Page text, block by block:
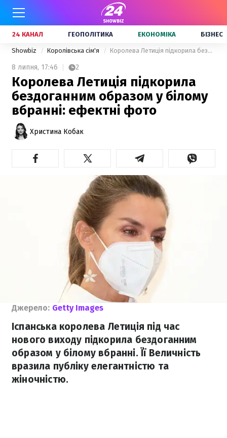
24 КАНАЛ ГЕОПОЛІТИКА ЕКОНОМІКА БІЗНЕС
Showbiz Королівська сім'я Королева Летиція підкорила бездоганним образом у білому вбранні: ефектні фото
8 липня, 17:46 2
Королева Летиція підкорила
бездоганним образом у білому
вбранні: ефектні фото
Христина Кобак
Джерело: Getty Images
Іспанська королева Летиція під час
нового виходу підкорила бездоганним
образом у білому вбранні. Її Величність
вразила публіку елегантністю та
жіночністю.